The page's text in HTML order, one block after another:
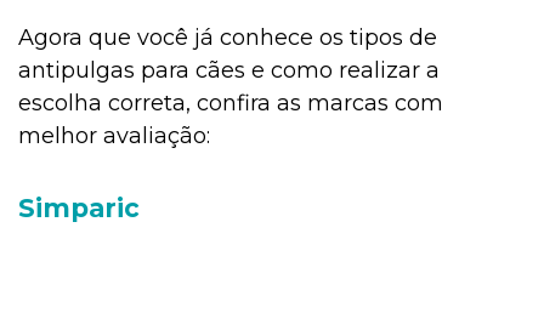
Agora que você já conhece os tipos de
antipulgas para cães e como realizar a
escolha correta, confira as marcas com
melhor avaliação:
Simparic